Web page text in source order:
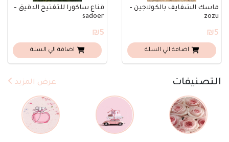
ماسك الشفايف بالكولاجين -
zozu
₪5
اضافة الي السلة
قناع ساكورا للتفتيح الدقيق -
sadoer
₪5
اضافة الي السلة
التصنيفات عرض المزيد